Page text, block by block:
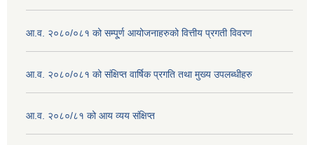
आ.व. २०८०/०८१ को सम्पू्र्ण आयोजनाहरुको वित्तीय प्रगती विवरण
आ.व. २०८०/०८१ को संक्षिप्त वार्षिक प्रगति तथा मुख्य उपलब्धीहरु
आ.व. २०८०/८१ को आय व्यय संक्षिप्त